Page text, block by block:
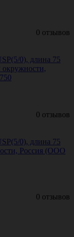
0 отзывов
0), длина 75
окружности,
0 отзывов
0), длина 75
Россия (ООО
0 отзывов